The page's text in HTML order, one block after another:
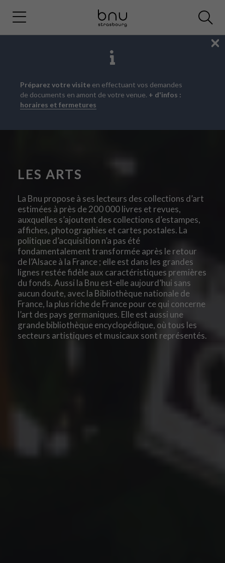
Aller
au
menu
Aller
au
contenu
Aller
à
la
Préparez votre visite en effectuant vos demandes
de documents en amont de votre venue. + d'infos :
horaires et fermetures
LES ARTS
La Bnu propose à ses lecteurs des collections d’art
estimées à près de 200 000 livres et revues,
auxquelles s’ajoutent des collections d’estampes,
affiches, photographies et cartes postales. La
politique d’acquisition n’a pas été
fondamentalement transformée après le retour
de l’Alsace à la France ; elle est dans les grandes
lignes restée fidèle aux caractéristiques premières
du fonds. Aussi la Bnu est-elle aujourd’hui sans
aucun doute, avec la Bibliothèque nationale de
France, la plus riche de France pour ce qui concerne
l’art des pays germaniques. Elle est aussi une
grande bibliothèque encyclopédique, où tous les
secteurs artistiques et musicaux sont représentés.